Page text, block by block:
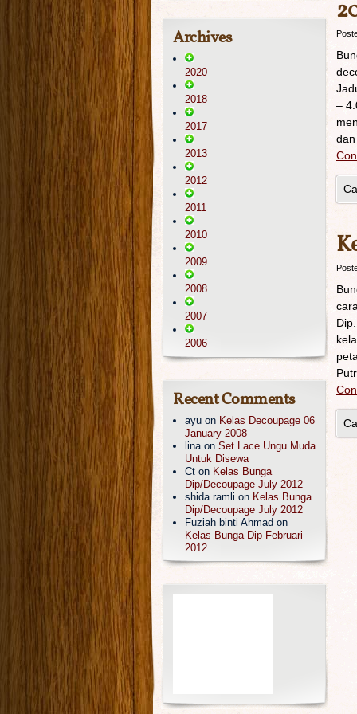
–
Archives
2020
2018
2017
2013
2012
2011
2010
2009
2008
2007
2006
Recent Comments
ayu on Kelas Decoupage 06
January 2008
linaon Set Lace Ungu Muda
Untuk Disewa
Ct on Kelas Bunga
Dip/Decoupage July 2012
shida ramli on Kelas Bunga
Dip/Decoupage July 2012
Fuziah binti Ahmad on
Kelas Bunga Dip Februari
2012